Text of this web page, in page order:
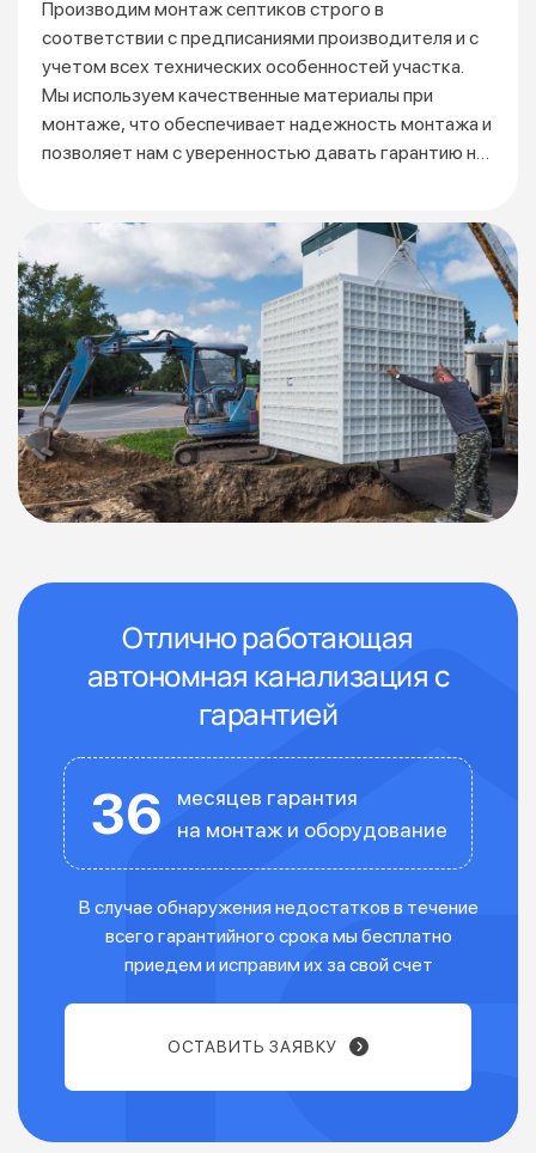
Производим монтаж септиков строго в
соответствии с предписаниями производителя и с
учетом всех технических особенностей участка.
Мы используем качественные материалы при
монтаже, что обеспечивает надежность монтажа и
позволяет нам с уверенностью давать гарантию на
Отлично работающая
автономная канализация с
гарантией
36
месяцев гарантия
на монтаж и оборудование
В случае обнаружения недостатков в течение
всего гарантийного срока мы бесплатно
приедем и исправим их за свой счет
ОСТАВИТЬ ЗАЯВКУ